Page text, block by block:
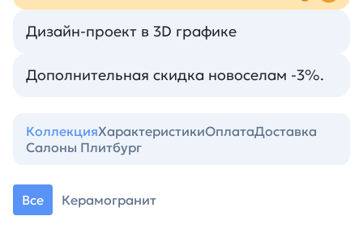
Дизайн-проект в 3D графике
Дополнительная скидка новоселам -3%.
КоллекцияХарактеристикиОплатаДоставка
Салоны Плитбург
Все Керамогранит